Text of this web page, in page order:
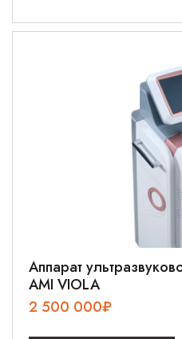
Аппарат
AMI VIOLA
2 500 000₽